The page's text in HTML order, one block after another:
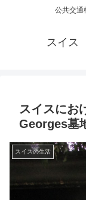
公共交通
スイス
スイスにお
Georges墓
スイスの生活